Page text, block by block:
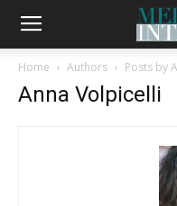
Home Authors Posts by
Anna Volpicelli